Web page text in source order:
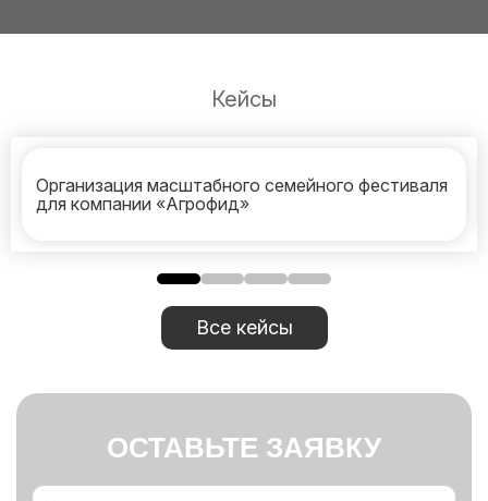
Кейсы
Организация масштабного семейного фестиваля
для компании «Агрофид»
Все кейсы
ОСТАВЬТЕ ЗАЯВКУ